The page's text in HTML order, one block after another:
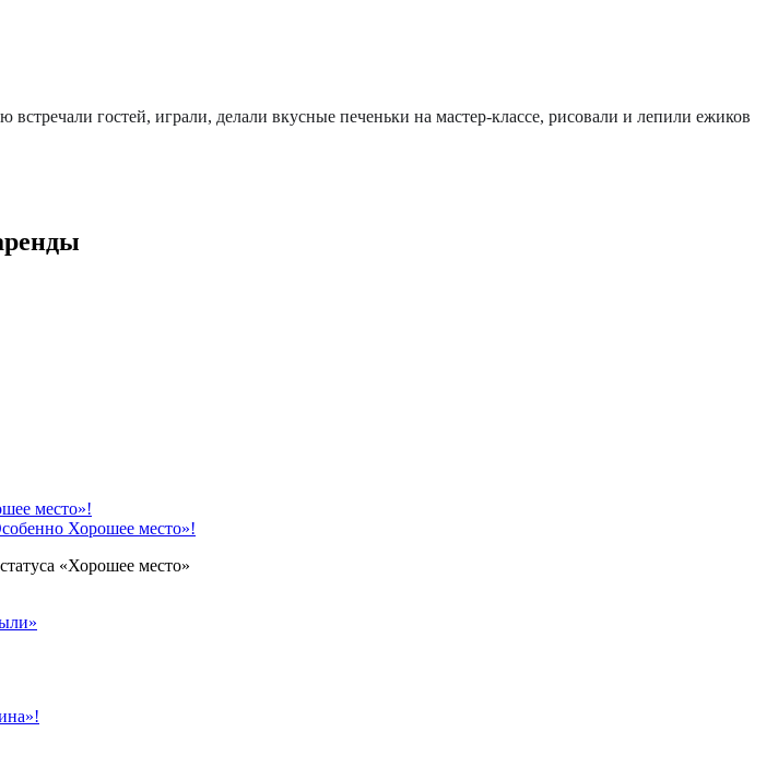
гостей, играли, делали вкусные печеньки на мастер-классе, рисовали и лепили ежиков
Хорошее место»!
«Хорошее место»